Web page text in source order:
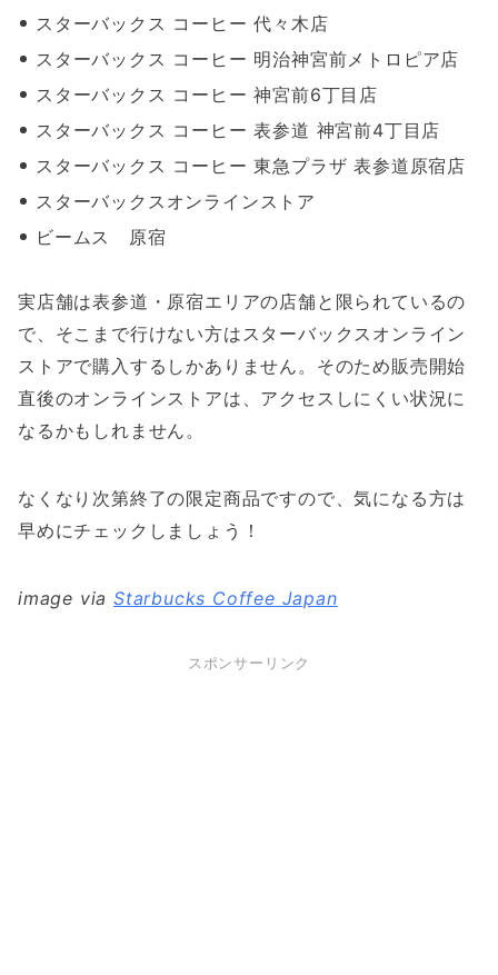
スターバックス コーヒー 代々木店
スターバックス コーヒー 明治神宮前メトロピア店
スターバックス コーヒー 神宮前6丁目店
スターバックス コーヒー 表参道 神宮前4丁目店
スターバックス コーヒー 東急プラザ 表参道原宿店
スターバックスオンラインストア
ビームス 原宿
実店舗は表参道・原宿エリアの店舗と限られているの
で、そこまで行けない方はスターバックスオンライン
ストアで購入するしかありません。そのため販売開始
直後のオンラインストアは、アクセスしにくい状況に
なるかもしれません。
なくなり次第終了の限定商品ですので、気になる方は
早めにチェックしましょう！
image viaStarbucks Coffee Japan
スポンサーリンク